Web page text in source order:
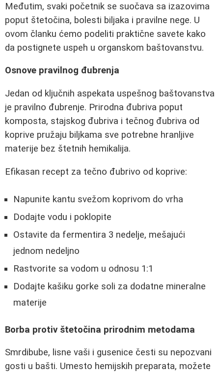
Međutim, svaki početnik se suočava sa izazovima
poput štetočina, bolesti biljaka i pravilne nege. U
ovom članku ćemo podeliti praktične savete kako
da postignete uspeh u organskom baštovanstvu.
Osnove pravilnog đubrenja
Jedan od ključnih aspekata uspešnog baštovanstva
je pravilno đubrenje. Prirodna đubriva poput
komposta, stajskog đubriva i tečnog đubriva od
koprive pružaju biljkama sve potrebne hranljive
materije bez štetnih hemikalija.
Efikasan recept za tečno đubrivo od koprive:
Napunite kantu svežom koprivom do vrha
Dodajte vodu i poklopite
Ostavite da fermentira 3 nedelje, mešajući
jednom nedeljno
Rastvorite sa vodom u odnosu 1:1
Dodajte kašiku gorke soli za dodatne mineralne
materije
Borba protiv štetočina prirodnim metodama
Smrdibube, lisne vaši i gusenice česti su nepozvani
gosti u bašti. Umesto hemijskih preparata, možete